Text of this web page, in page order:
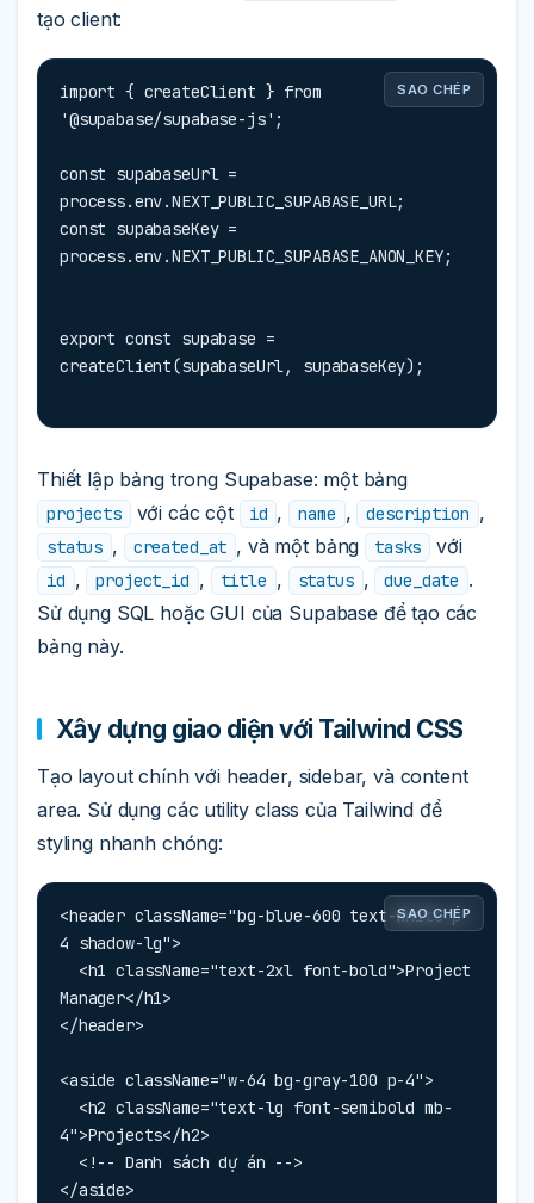
tạo client:
SAO CHÉP
import { createClient } from
'@supabase/supabase-js';
const supabaseUrl =
process.env.NEXT_PUBLIC_SUPABASE_URL;
const supabaseKey =
process.env.NEXT_PUBLIC_SUPABASE_ANON_KEY;
export const supabase =
createClient(supabaseUrl, supabaseKey);
Thiết lập bảng trong Supabase: một bảng
projects với các cột id , name , description ,
status , created_at , và một bảng tasks với
id , project_id , title , status , due_date .
Sử dụng SQL hoặc GUI của Supabase để tạo các
bảng này.
Xây dựng giao diện với Tailwind CSS
Tạo layout chính với header, sidebar, và content
area. Sử dụng các utility class của Tailwind để
styling nhanh chóng:
SAO CHÉP
<header className="bg-blue-600 text-white p-
4 shadow-lg">
Manager</h1>
</header>
<aside className="w-64 bg-gray-100 p-4">
4">Projects</h2>
</aside>